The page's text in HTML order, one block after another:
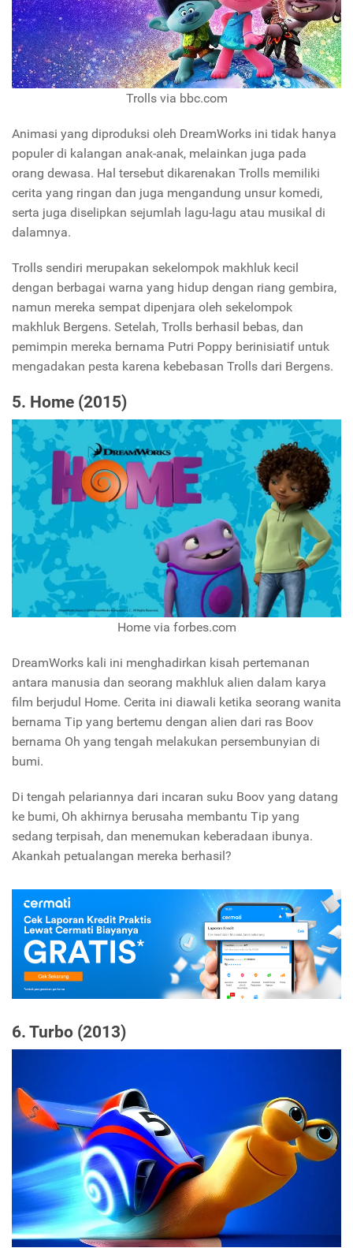
Trolls via bbc.com
Animasi yang diproduksi oleh DreamWorks ini tidak hanya
populer di kalangan anak-anak, melainkan juga pada
orang dewasa. Hal tersebut dikarenakan Trolls memiliki
cerita yang ringan dan juga mengandung unsur komedi,
serta juga diselipkan sejumlah lagu-lagu atau musikal di
dalamnya.
Trolls sendiri merupakan sekelompok makhluk kecil
dengan berbagai warna yang hidup dengan riang gembira,
namun mereka sempat dipenjara oleh sekelompok
makhluk Bergens. Setelah, Trolls berhasil bebas, dan
pemimpin mereka bernama Putri Poppy berinisiatif untuk
mengadakan pesta karena kebebasan Trolls dari Bergens.
5. Home (2015)
Home via forbes.com
DreamWorks kali ini menghadirkan kisah pertemanan
antara manusia dan seorang makhluk alien dalam karya
film berjudul Home. Cerita ini diawali ketika seorang wanita
bernama Tip yang bertemu dengan alien dari ras Boov
bernama Oh yang tengah melakukan persembunyian di
bumi.
Di tengah pelariannya dari incaran suku Boov yang datang
ke bumi, Oh akhirnya berusaha membantu Tip yang
sedang terpisah, dan menemukan keberadaan ibunya.
Akankah petualangan mereka berhasil?
6. Turbo (2013)